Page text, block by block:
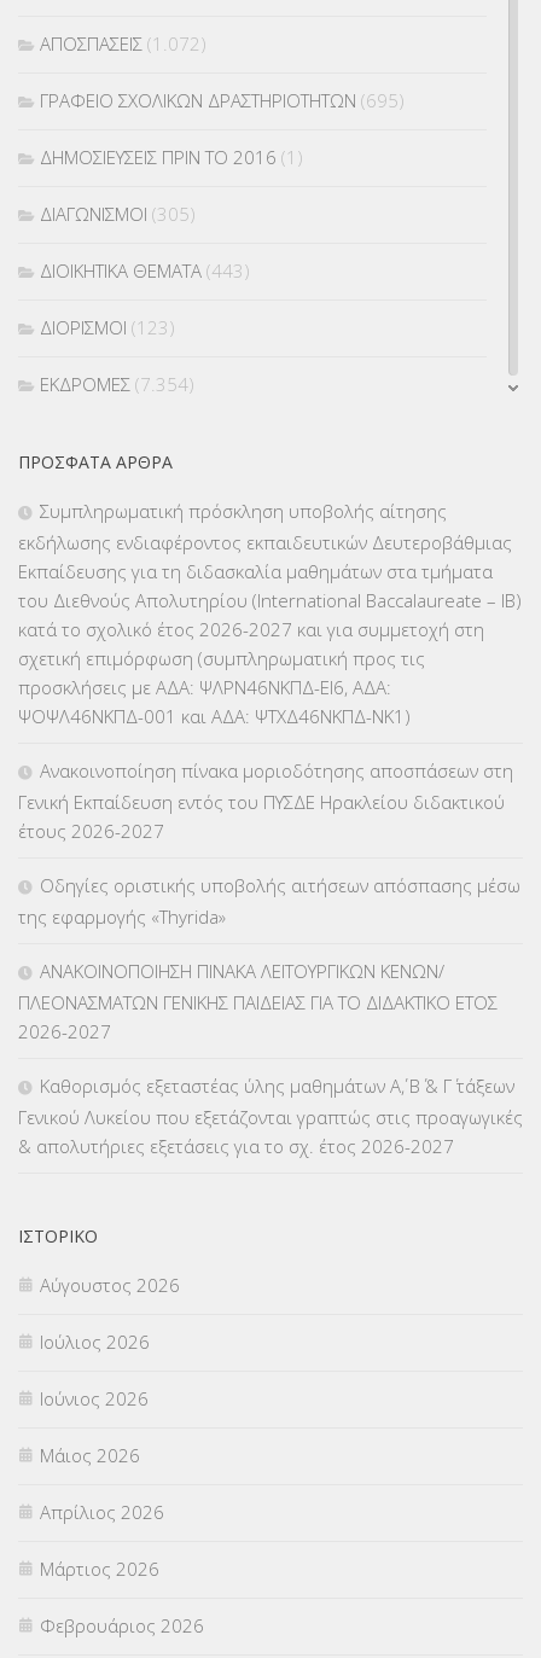
ΑΠΟΣΠΑΣΕΙΣ (1.072)
ΓΡΑΦΕΙΟ ΣΧΟΛΙΚΩΝ ΔΡΑΣΤΗΡΙΟΤΗΤΩΝ (695)
ΔΗΜΟΣΙΕΥΣΕΙΣ ΠΡΙΝ ΤΟ 2016 (1)
ΔΙΑΓΩΝΙΣΜΟΙ (305)
ΔΙΟΙΚΗΤΙΚΑ ΘΕΜΑΤΑ (443)
ΔΙΟΡΙΣΜΟΙ (123)
ΕΚΔΡΟΜΕΣ (7.354)
ΕΠΙΜΟΡΦΩΣΗ Τ.Π.Ε.(10)
ΕΥΡΩΠΑΪΚΑ ΠΡΟΓΡΑΜΜΑΤΑ(230)
ΚΕΣΥ (60)
ΚΕΣΥΠ(109)
ΚΠγ – ΚΡΑΤΙΚΟ ΠΙΣΤΟΠΟΙΗΤΙΚΟ ΓΛΩΣΣΟΜΑΘΕΙΑΣ(135)
ΚΠπ- ΚΡΑΤΙΚΟ ΠΙΣΤΟΠΟΙΗΤΙΚΟ ΠΛΗΡΟΦΟΡΙΚΗΣ
ΛΟΙΠΑ(309)
ΜΕΤΑΘΕΣΕΙΣ-ΤΟΠΟΘΕΤΗΣΕΙΣ ΒΕΛΤΙΩΣΕΙΣ(319)
ΜΕΤΑΦΟΡΑ ΜΑΘΗΤΩΝ(3)
ΟΙΚΟΝΟΜΙΚΑ ΘΕΜΑΤΑ
Π.Ε.Κ. ΗΡΑΚΛΕΙΟΥ
ΠΑΝΕΛΛΑΔΙΚΕΣ ΕΞΕΤΑΣΕΙΣ
ΠΡΟΚΗΡΥΞΕΙΣ
ΣΕΜΙΝΑΡΙΑ – ΗΜΕΡΙΔΕΣ
ΣΕΠ(50)
ΣΤΕΛΕΧΗ (360)
ΣΥΜΒΟΥΛΕΥΤΙΚΟΣ ΣΤΑΘΜΟΣ ΝΕΩΝ
ΠΡΌΣΦΑΤΑ ΆΡΘΡΑ
Συμπληρωματική πρόσκληση υποβολής αίτησης
εκδήλωσης ενδιαφέροντος εκπαιδευτικών Δευτεροβάθμιας
Εκπαίδευσης για τη διδασκαλία μαθημάτων στα τμήματα
του Διεθνούς Απολυτηρίου (International Baccalaureate – IB)
κατά το σχολικό έτος 2026-2027 και για συμμετοχή στη
σχετική επιμόρφωση (συμπληρωματική προς τις
προσκλήσεις με ΑΔΑ: ΨΛΡΝ46ΝΚΠΔ-ΕΙ6, ΑΔΑ:
ΨΟΨΛ46ΝΚΠΔ-001 και ΑΔΑ: ΨΤΧΔ46ΝΚΠΔ-ΝΚ1)
Ανακοινοποίηση πίνακα μοριοδότησης αποσπάσεων στη
Γενική Εκπαίδευση εντός του ΠΥΣΔΕ Ηρακλείου διδακτικού
έτους 2026-2027
Οδηγίες οριστικής υποβολής αιτήσεων απόσπασης μέσω
της εφαρμογής «Thyrida»
ΑΝΑΚΟΙΝΟΠΟΙΗΣΗ ΠΙΝΑΚΑ ΛΕΙΤΟΥΡΓΙΚΩΝ ΚΕΝΩΝ/
ΠΛΕΟΝΑΣΜΑΤΩΝ ΓΕΝΙΚΗΣ ΠΑΙΔΕΙΑΣ ΓΙΑ ΤΟ ΔΙΔΑΚΤΙΚΟ ΕΤΟΣ
2026-2027
Καθορισμός εξεταστέας ύλης μαθημάτων Α΄, Β΄ & Γ΄ τάξεων
Γενικού Λυκείου που εξετάζονται γραπτώς στις προαγωγικές
& απολυτήριες εξετάσεις για το σχ. έτος 2026-2027
ΙΣΤΟΡΙΚΌ
Αύγουστος 2026
Ιούλιος 2026
Ιούνιος 2026
Μάιος 2026
Απρίλιος 2026
Μάρτιος 2026
Φεβρουάριος 2026